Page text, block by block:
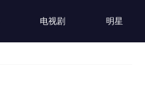
电视剧 明星